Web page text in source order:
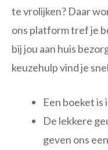
te vrolijken? Daar
ons platform tref je
bij jou aan huis
keuzehulp vind je
Een boeket is
De lekkere
geven ons